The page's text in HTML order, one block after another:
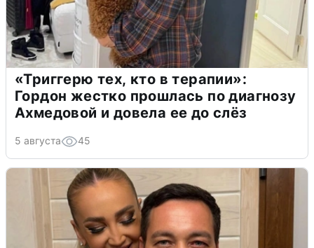
«Триггерю тех, кто в терапии»:
Гордон жестко прошлась по диагнозу
Ахмедовой и довела ее до слёз
5 августа 45